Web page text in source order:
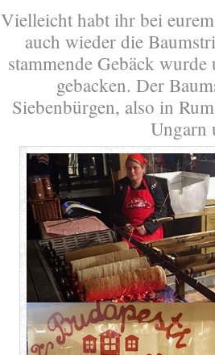
Vielleicht habt ihr bei
auch wieder die
stammende Gebäck
gebacken. Der
Siebenbürgen, also in
Ungarn